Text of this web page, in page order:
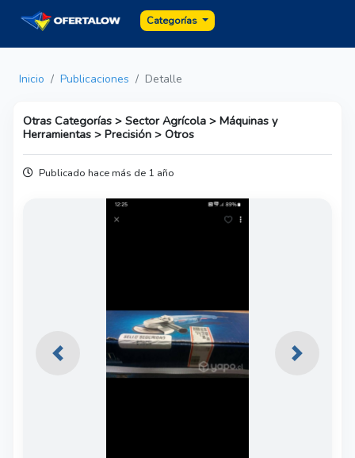
Categorías
Inicio Publicaciones Detalle
Otras Categorías > Sector Agrícola > Máquinas y
Herramientas > Precisión > Otros
Publicado hace más de 1 año
Previous Next